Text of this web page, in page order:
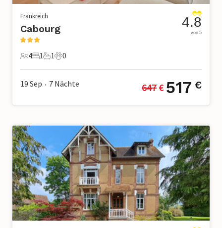
Frankreich
Cabourg
4 Gäste
4
1 Schlafzimmer
1
1 Badezimmer
1
0 Haustiere
0
4.8
von 5
19 Sep • 7 Nächte 647 € 517 €